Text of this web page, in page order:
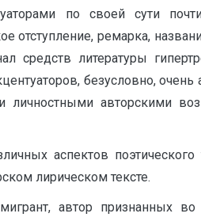
по своей сути
отступление, ремарка,
литературы
безусловно,
личностными авторскими
аспектов поэтического
лирическом тексте.
автор признанных